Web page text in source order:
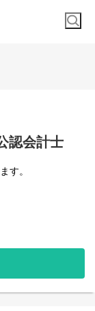
認会計士
す。